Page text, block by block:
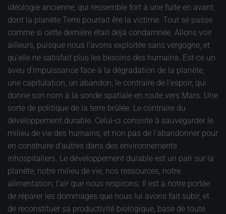
idéologie ancienne, qui ressemble fort à une fuite en avant,
dont la planète Terre pourrait êre la victime. Tout se passe
comme si cette dernière était déjà condamnée. Allons voir
ailleurs, puisque nous l'avons exploitée sans vergogne, et
qu'elle ne satisfait plus les besoins des humains. Est-ce un
aveu d'impuissance face à la dégradation de la planète,
une capitulation, un abandon, le contraire de l'espoir, qui
donne son nom à la sonde spatiale en route vers Mars. Une
sorte de politique de la terre brûlée. Le contraire du
développement durable. Celui-ci consiste à sauvegarder le
milieu de vie des humains, et non pas de l'abandonner pour
en construire d'autres dans des environnements
inhospitaliers. Le développement durable est un pari sur la
planète, notre milieu de vie, nos ressources, notre
alimentation, l'air que nous respirons. Il est à notre portée
de réparer les dommages que nous lui avons fait subir, et
de reconstituer sa productivité biologique, base de toute